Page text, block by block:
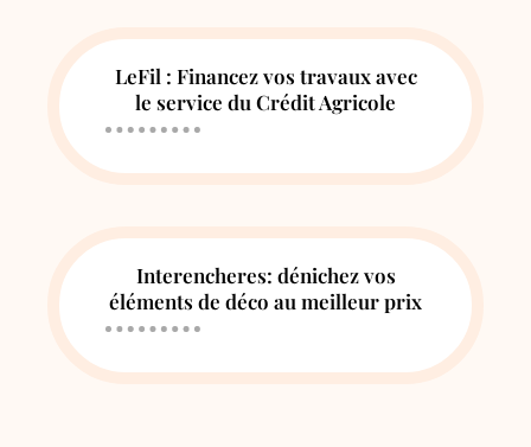
LeFil : Financez vos travaux avec
le service du Crédit Agricole
Interencheres: dénichez vos
éléments de déco au meilleur prix